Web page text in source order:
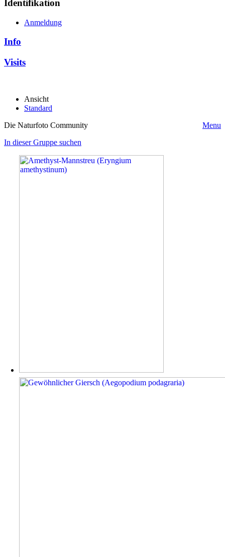
Identifikation
Anmeldung
Info
Visits
Ansicht
Standard
Die Naturfoto Community
Menu
In dieser Gruppe suchen